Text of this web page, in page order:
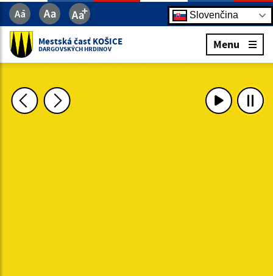
Slovenčina
Mestská časť KOŠICE
DARGOVSKÝCH HRDINOV Menu